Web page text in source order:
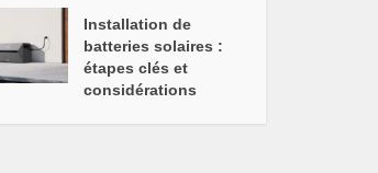
Installation de
batteries solaires :
étapes clés et
considérations